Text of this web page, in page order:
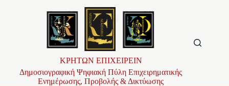
ΚΡΗΤΩΝ ΕΠΙΧΕΙΡΕΙΝ
Δημοσιογραφική Ψηφιακή Πύλη Επιχειρηματικής
Ενημέρωσης, Προβολής & Δικτύωσης